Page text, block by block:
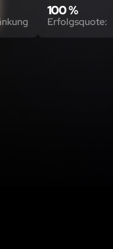
100 %
Erfolgsquote: